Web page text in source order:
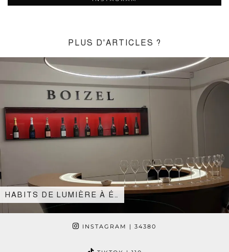
PLUS D'ARTICLES ?
HABITS DE LUMIÈRE À É…
INSTAGRAM | 34380